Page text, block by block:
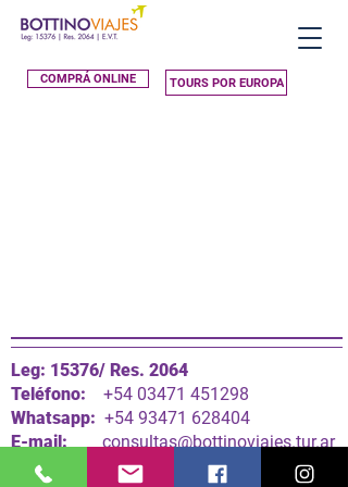
COMPRÁ ONLINE TOURS POR EUROPA
Leg: 15376/ Res. 2064
Teléfono:
+54 03471 451298
Whatsapp: +54 93471 628404
E-mail:
consultas@bottinoviajes.tur.ar
Dirección:
Sarmiento 407 - Las R osas-